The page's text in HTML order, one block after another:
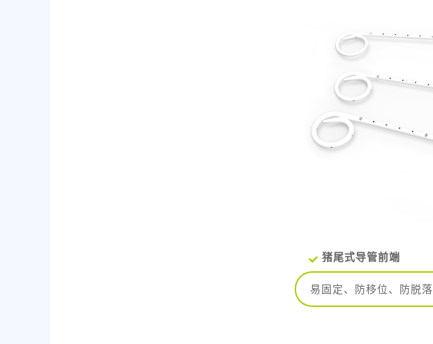
猪尾式导管前端
易固定、防移位、防脱落